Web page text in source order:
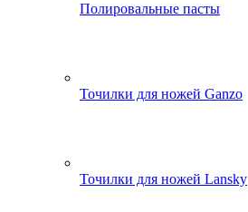
Полировальные пасты
Точилки для ножей Ganzo
Точилки для ножей Lansky